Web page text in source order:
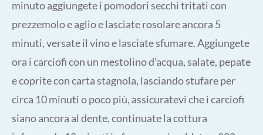
minuto aggiungete i pomodori secchi tritati con
prezzemolo e aglio e lasciate rosolare ancora 5
minuti, versate il vino e lasciate sfumare. Aggiungete
ora i carciofi con un mestolino d’acqua, salate, pepate
e coprite con carta stagnola, lasciando stufare per
circa 10 minuti o poco più, assicuratevi che i carciofi
siano ancora al dente, continuate la cottura